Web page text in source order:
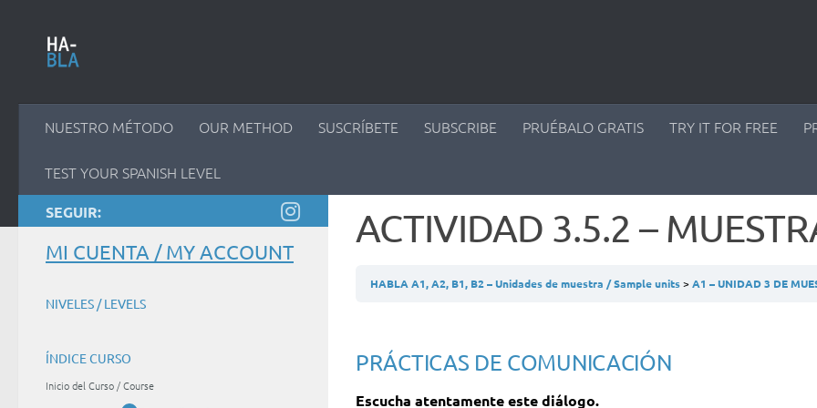
NUESTRO MÉTODO OUR METHOD SUSCRÍBETE SUBSCRIBE PRUÉBALO GRATIS TRY IT FOR FREE
TEST YOUR SPANISH LEVEL
ACTIVIDAD 3.5.2 –
HABLA A1, A2, B1, B2 – Unidades de muestra / Sample units A1 – UNIDAD 3 DE
PRÁCTICAS DE COMUNICACIÓN
Escucha atentamente este diálogo.
SEGUIR:
MI CUENTA / MY ACCOUNT
NIVELES / LEVELS
ÍNDICE CURSO
Inicio del Curso / Course